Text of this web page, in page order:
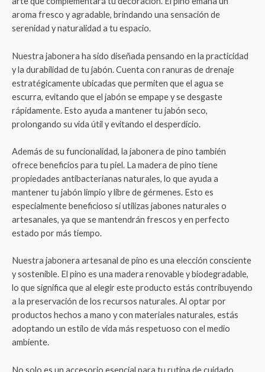
aroma fresco y agradable, brindando una sensación de
serenidad y naturalidad a tu espacio.
Nuestra jabonera ha sido diseñada pensando en la practicidad
y la durabilidad de tu jabón. Cuenta con ranuras de drenaje
estratégicamente ubicadas que permiten que el agua se
escurra, evitando que el jabón se empape y se desgaste
rápidamente. Esto ayuda a mantener tu jabón seco,
prolongando su vida útil y evitando el desperdicio.
Además de su funcionalidad, la jabonera de pino también
ofrece beneficios para tu piel. La madera de pino tiene
propiedades antibacterianas naturales, lo que ayuda a
mantener tu jabón limpio y libre de gérmenes. Esto es
especialmente beneficioso si utilizas jabones naturales o
artesanales, ya que se mantendrán frescos y en perfecto
estado por más tiempo.
Nuestra jabonera artesanal de pino es una elección consciente
y sostenible. El pino es una madera renovable y biodegradable,
lo que significa que al elegir este producto estás contribuyendo
a la preservación de los recursos naturales. Al optar por
productos hechos a mano y con materiales naturales, estás
adoptando un estilo de vida más respetuoso con el medio
ambiente.
No solo es un accesorio esencial para tu rutina de cuidado